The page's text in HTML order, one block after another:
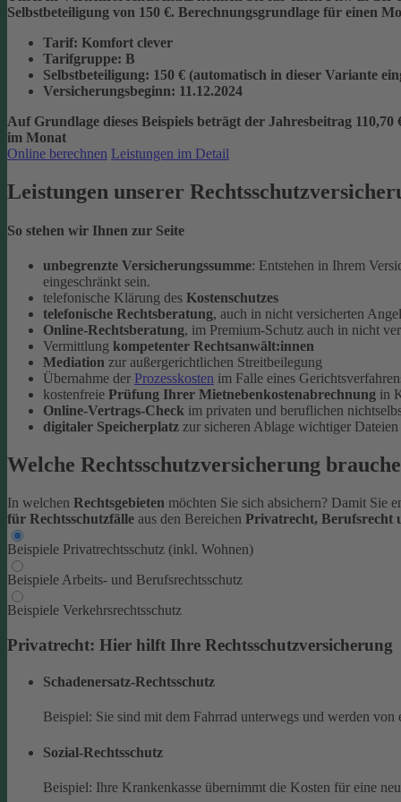
Selbstbeteiligung von 150 €. Berechnungsgrundlage für einen
Tarif: Komfort clever
Tarifgruppe: B
Selbstbeteiligung: 150 € (automatisch in dieser Variante
Versicherungsbeginn: 11.12.2024
Auf Grundlage dieses Beispiels beträgt der Jahresbeitrag 110,70
im Monat
Online berechnen Leistungen im Detail
Leistungen unserer
So stehen wir Ihnen zur Seite
unbegrenzte Versicherungssumme: Entstehen in Ihrem
eingeschränkt sein.
telefonische Klärung des Kostenschutzes
telefonische Rechtsberatung, auch in nicht versicherten
Online-Rechtsberatung, im Premium-Schutz auch in nicht
Vermittlung kompetenter Rechtsanwält:innen
Mediation zur außergerichtlichen Streitbeilegung
Übernahme der Prozesskosten im Falle eines
kostenfreie Prüfung Ihrer Mietnebenkostenabrechnung in
Online-Vertrags-Check im privaten und beruflichen
digitaler Speicherplatz zur sicheren Ablage wichtiger
Welche Rechtsschutzversicherung
In welchen Rechtsgebieten möchten Sie sich absichern? Damit Sie
für Rechtsschutzfälle aus den Bereichen Privatrecht, Berufsrecht
Beispiele Privatrechtsschutz (inkl. Wohnen)
Beispiele Arbeits- und Berufsrechtsschutz
Beispiele Verkehrsrechtsschutz
Privatrecht: Hier hilft Ihre Rechtsschutzversicherung
Schadenersatz-Rechtsschutz
Beispiel: Sie sind mit dem Fahrrad unterwegs und werden
Sozial-Rechtsschutz
Beispiel: Ihre Krankenkasse übernimmt die Kosten für eine